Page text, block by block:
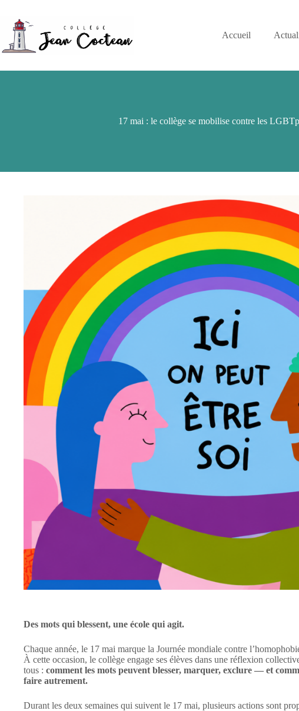
contenu
Accueil
17 mai : le collège se mobilise contre les
Des mots qui blessent, une école qui agit.
Chaque année, le 17 mai marque la Journée mondiale contre
À cette occasion, le collège engage ses élèves dans une réflexion
tous : comment les mots peuvent blesser, marquer, exclure — et
faire autrement.
Durant les deux semaines qui suivent le 17 mai, plusieurs actions sont